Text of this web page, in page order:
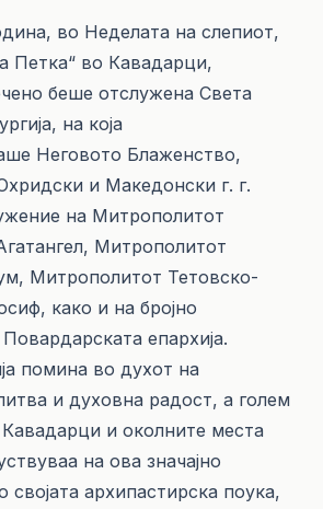
во Неделата на слепиот,
Петка“ во Кавадарци,
беше отслужена Света
на која
Неговото Блаженство,
и Македонски г. г.
на Митрополитот
Митрополитот
Митрополитот Тетовско-
како и на бројно
епархија.
помина во духот на
и духовна радост, а голем
и околните места
на ова значајно
својата архипастирска поука,